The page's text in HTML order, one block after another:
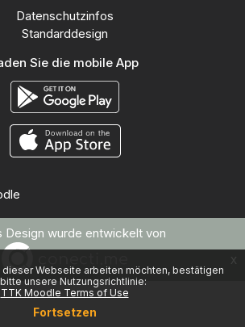
dieser Webseite arbeiten möchten, bestätigen
unsere Nutzungsrichtlinie:
TTK Moodle Terms of Use
Fortsetzen
x
Datenschutzinfos
Standarddesign
Sie die mobile App
Design wurde entwickelt von